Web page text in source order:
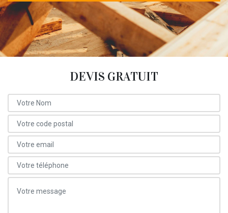
DEVIS GRATUIT